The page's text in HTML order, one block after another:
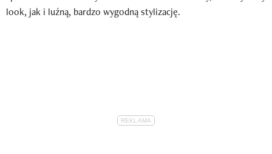
look, jak i luźną, bardzo wygodną stylizację.